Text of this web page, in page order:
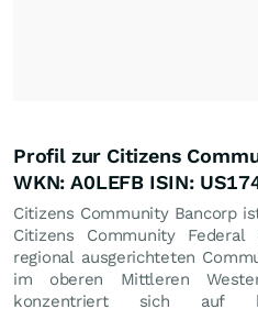
Profil zur Citizens
WKN: A0LEFB ISIN:
Citizens Community Bancorp
Citizens Community
regional ausgerichteten
im oberen Mittleren
konzentriert sich auf